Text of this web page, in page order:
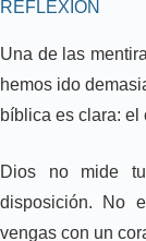
REFLEXIÓN
Una de las
hemos ido
bíblica es clara: el
Dios no mide
disposición. No
vengas con un